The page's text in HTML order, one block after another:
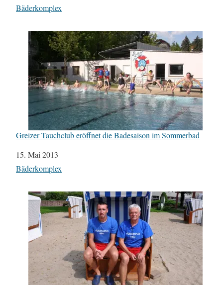
In Bezug auf
Bäderkomplex
Greizer Tauchclub eröffnet die Badesaison im Sommerbad
Datum
15. Mai 2013
In Bezug auf
Bäderkomplex